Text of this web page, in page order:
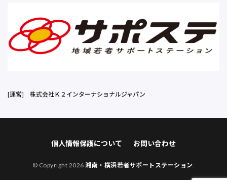
[運営] 株式会社Ｋ２インターナショナルジャパン
個人情報保護について お問い合わせ
© Copyright 2026湘南・横浜若者サポートステーション